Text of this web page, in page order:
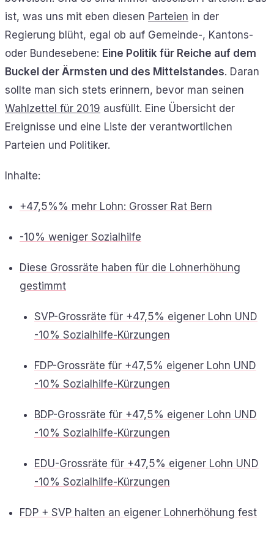
ist, was uns mit eben diesen Parteien in der
Regierung blüht, egal ob auf Gemeinde-, Kantons-
oder Bundesebene: Eine Politik für Reiche auf dem
Buckel der Ärmsten und des Mittelstandes. Daran
sollte man sich stets erinnern, bevor man seinen
Wahlzettel für 2019 ausfüllt. Eine Übersicht der
Ereignisse und eine Liste der verantwortlichen
Parteien und Politiker.
Inhalte:
+47,5%% mehr Lohn: Grosser Rat Bern
-10% weniger Sozialhilfe
Diese Grossräte haben für die Lohnerhöhung
gestimmt
SVP-Grossräte für +47,5% eigener Lohn UND
-10% Sozialhilfe-Kürzungen
FDP-Grossräte für +47,5% eigener Lohn UND
-10% Sozialhilfe-Kürzungen
BDP-Grossräte für +47,5% eigener Lohn UND
-10% Sozialhilfe-Kürzungen
EDU-Grossräte für +47,5% eigener Lohn UND
-10% Sozialhilfe-Kürzungen
FDP + SVP halten an eigener Lohnerhöhung fest